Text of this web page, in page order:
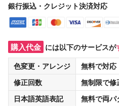
銀行振込・クレジット決済対応
購入代金 には以下のサービスが
色変更・アレンジ
無料で対応
修正回数
無制限で修
日本語英語表記
無料で両パ